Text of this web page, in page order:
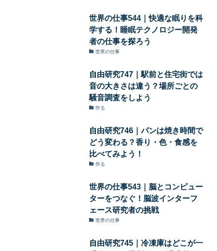
世界の仕事544｜快適な眠りを科
学する！睡眠テクノロジー開発
者の仕事を探ろう
世界の仕事
自由研究747｜駅前と住宅街では
音の大きさは違う？場所ごとの
騒音調査をしよう
作る
自由研究746｜パンは焼き時間で
どう変わる？香り・色・食感を
比べてみよう！
作る
世界の仕事543｜脳とコンピュー
ターをつなぐ！脳波インターフ
ェース研究者の挑戦
世界の仕事
自由研究745｜冷凍庫はどこが一